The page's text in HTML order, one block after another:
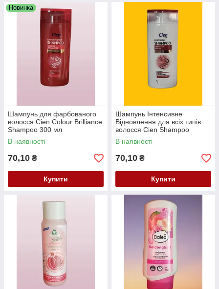
Новинка
Шампунь для фарбованого
волосся Cien Colour Brilliance
Shampoo 300 мл
В наявності
70,10 ₴
Купити
Шампунь Інтенсивне
Відновлення для всіх типів
волосся Cien Shampoo
Intensiv Repair 300 мл
В наявності
70,10 ₴
Купити